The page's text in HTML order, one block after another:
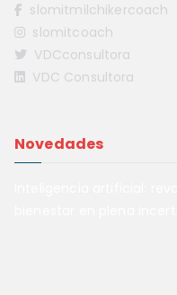
slomitmilchikercoach
slomitcoach
VDCconsultora
VDC Consultora
Novedades